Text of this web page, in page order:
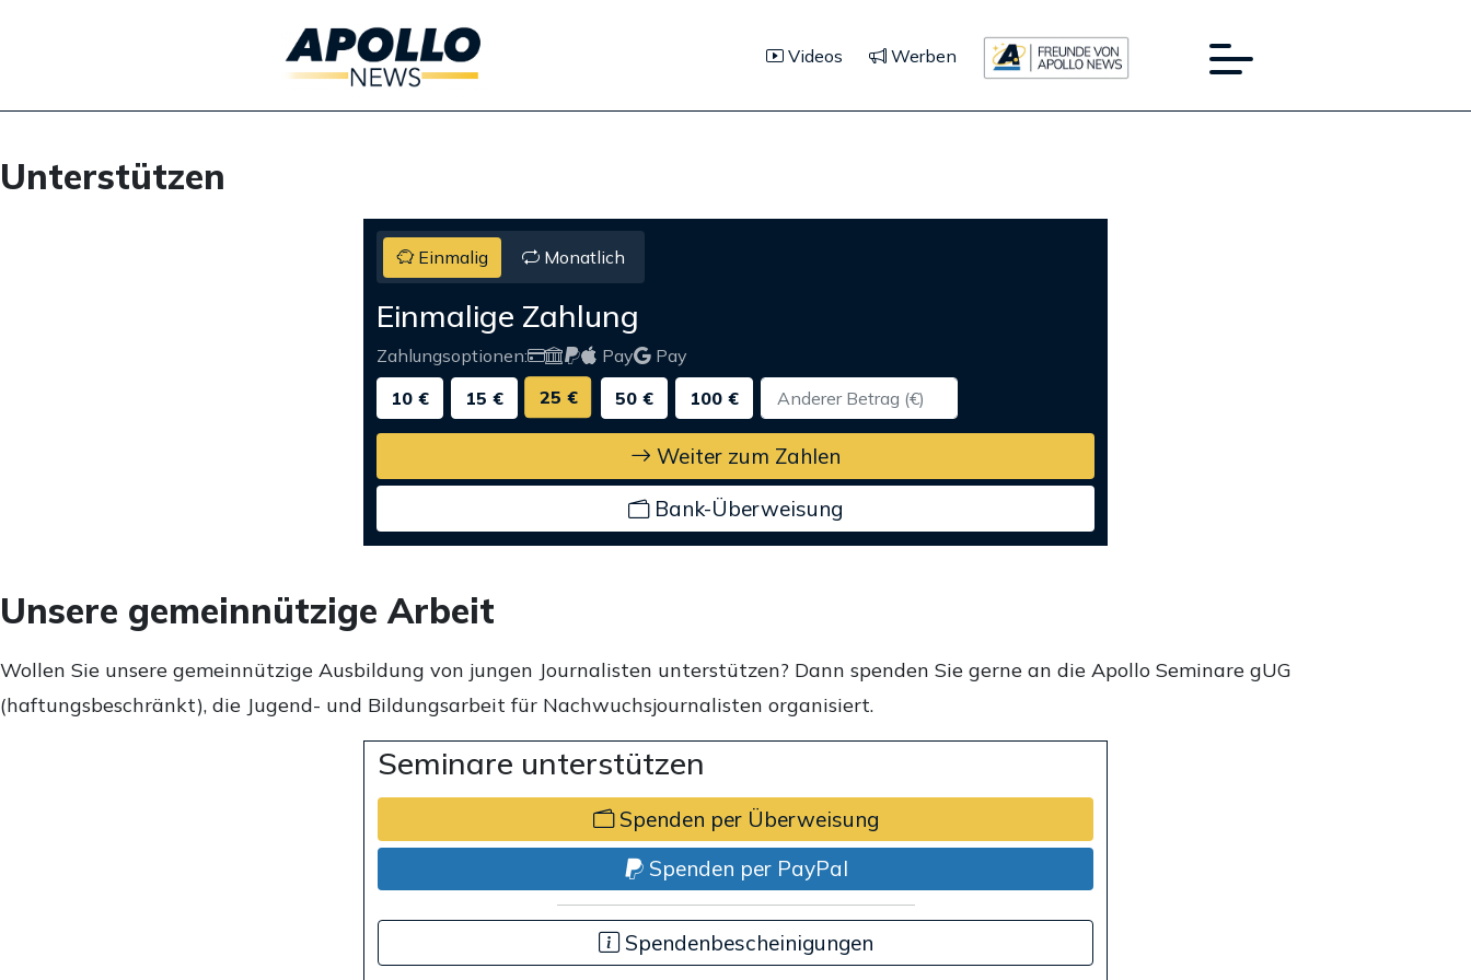
Videos Werben
Unterstützen
Einmalig Monatlich
Einmalige Zahlung
Zahlungsoptionen: Pay
Pay
10 €
15 € 25 € 50 € 100 €
Weiter zum Zahlen
Bank-Überweisung
Unsere gemeinnützige Arbeit
Wollen Sie unsere gemeinnützige Ausbildung von jungen Journalisten unterstützen? Dann spenden Sie gerne an die Apollo Seminare gUG
(haftungsbeschränkt), die Jugend- und Bildungsarbeit für Nachwuchsjournalisten organisiert.
Seminare unterstützen
Spenden per Überweisung
Spenden per PayPal
Spendenbescheinigungen